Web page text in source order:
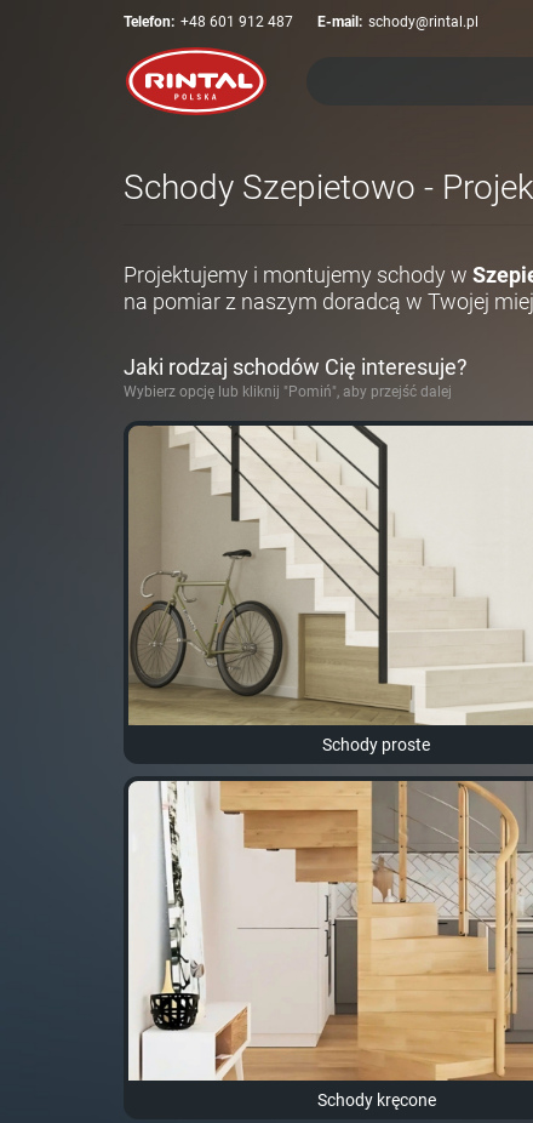
Telefon: +48 601 912 487 E-mail: schody@rintal.pl
Schody Szepietowo -
Projektujemy i montujemy schody w
na pomiar z naszym doradcą w Twojej
Jaki rodzaj schodów Cię interesuje?
Wybierz opcję lub kliknij "Pomiń", aby przejść dalej
Schody proste
Schody kręcone